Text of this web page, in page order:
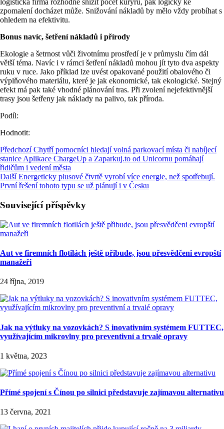
logistická firma rozhodne snížit počet kurýrů, pak logicky ke
zpomalení docházet může. Snižování nákladů by mělo vždy probíhat s
ohledem na efektivitu.
Bonus navíc, šetření nákladů i přírody
Ekologie a šetrnost vůči životnímu prostředí je v průmyslu čím dál
větší téma. Navíc i v rámci šetření nákladů mohou jít tyto dva aspekty
ruku v ruce. Jako příklad lze uvést opakované použití obalového či
výplňového materiálu, které je jak ekonomické, tak ekologické. Stejný
efekt má pak také vhodné plánování tras. Při zvolení nejefektivnější
trasy jsou šetřeny jak náklady na palivo, tak příroda.
Podíl:
Hodnotit:
Předchozí Chytří pomocníci hledají volná parkovací místa či nabíjecí
stanice Aplikace ChargeUp a Zaparkuj.to od Unicornu pomáhají
řidičům i vedení města
Další Energeticky plusové čtvrtě vyrobí více energie, než spotřebují.
První řešení tohoto typu se už plánují i v Česku
Související příspěvky
Aut ve firemních flotilách ještě přibude, jsou přesvědčeni evropští
manažeři
24 října, 2019
Jak na výtluky na vozovkách? S inovativním systémem FUTTEC,
využívajícím mikrovlny pro preventivní a trvalé opravy
1 května, 2023
Přímé spojení s Čínou po silnici představuje zajímavou alternativu
13 června, 2021